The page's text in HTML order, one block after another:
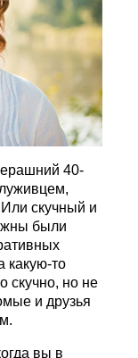
40-
скучный и
были
какую-то
скучно, но не
и друзья
вы в